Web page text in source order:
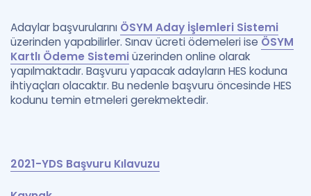
Adaylar başvurularını ÖSYM Aday İşlemleri Sistemi
üzerinden yapabilirler. Sınav ücreti ödemeleri ise ÖSYM
Kartlı Ödeme Sistemiüzerinden online olarak
yapılmaktadır. Başvuru yapacak adayların HES koduna
ihtiyaçları olacaktır. Bu nedenle başvuru öncesinde HES
kodunu temin etmeleri gerekmektedir.
2021-YDS Başvuru Kılavuzu